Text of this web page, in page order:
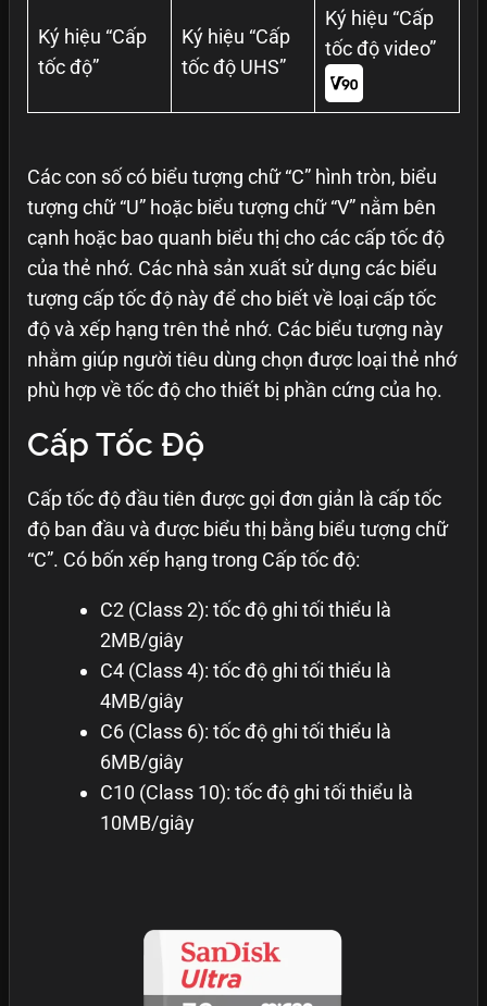
Ký hiệu “Cấp
tốc độ”
Ký hiệu “Cấp
tốc độ UHS”
Ký hiệu “Cấp
tốc độ video”
Các con số có biểu tượng chữ “C” hình tròn, biểu
tượng chữ “U” hoặc biểu tượng chữ “V” nằm bên
cạnh hoặc bao quanh biểu thị cho các cấp tốc độ
của thẻ nhớ. Các nhà sản xuất sử dụng các biểu
tượng cấp tốc độ này để cho biết về loại cấp tốc
độ và xếp hạng trên thẻ nhớ. Các biểu tượng này
nhằm giúp người tiêu dùng chọn được loại thẻ nhớ
phù hợp về tốc độ cho thiết bị phần cứng của họ.
Cấp Tốc Độ
Cấp tốc độ đầu tiên được gọi đơn giản là cấp tốc
độ ban đầu và được biểu thị bằng biểu tượng chữ
“C”. Có bốn xếp hạng trong Cấp tốc độ:
C2 (Class 2): tốc độ ghi tối thiểu là
2MB/giây
C4 (Class 4): tốc độ ghi tối thiểu là
4MB/giây
C6 (Class 6): tốc độ ghi tối thiểu là
6MB/giây
C10 (Class 10): tốc độ ghi tối thiểu là
10MB/giây